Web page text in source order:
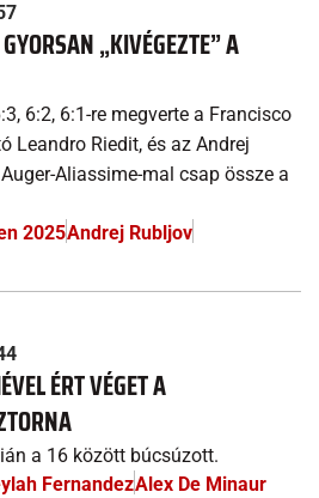
„KIVÉGEZTE” A
6:2, 6:1-re megverte a Francisco
Leandro Riedit, és az Andrej
Aliassime-mal csap össze a
2025Andrej Rubljov
ÉRT VÉGET A
a 16 között búcsúzott.
FernandezAlex De Minaur